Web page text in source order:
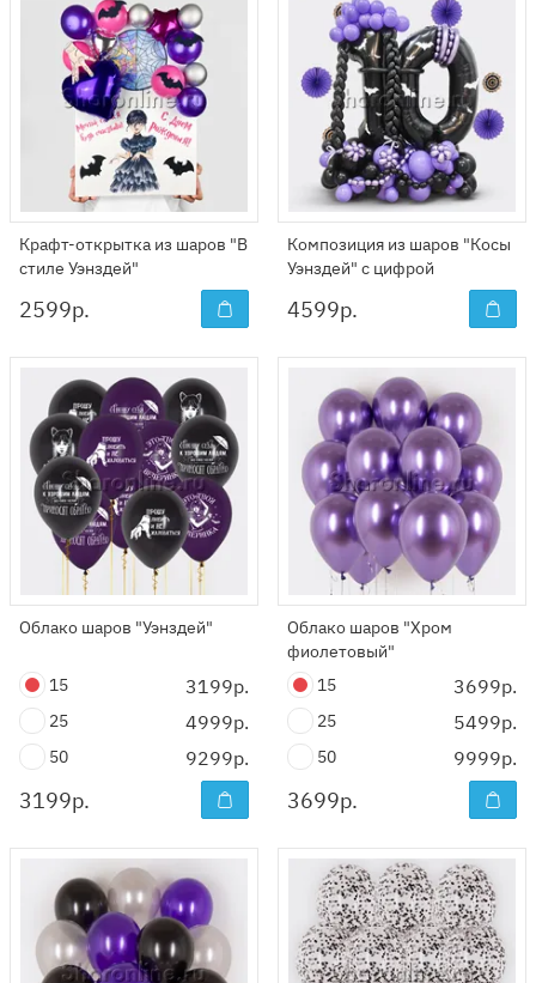
Крафт-открытка из шаров "В
стиле Уэнздей"
2599р.
Композиция из шаров "Косы
Уэнздей" с цифрой
4599р.
Облако шаров "Уэнздей"
15 3199р.
25 4999р.
50 9299р.
3199р.
Облако шаров "Хром
фиолетовый"
15
3699р.
25 5499р.
50 9999р.
3699р.